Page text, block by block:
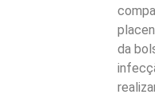
da